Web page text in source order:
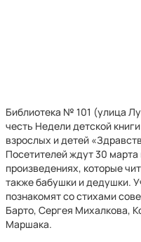
Библиотека № 101 (улица
честь Недели детской
взрослых и детей
Посетителей ждут 30
произведениях, которые
также бабушки и дедушки.
познакомят со стихами
Барто, Сергея Михалкова,
Маршака.